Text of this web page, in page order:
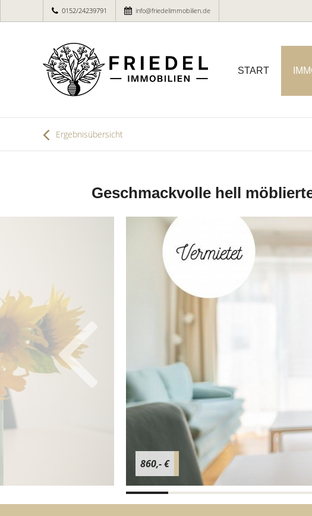
0152/24239791 info@friedelimmobilien.de
START
Ergebnisübersicht
Geschmackvolle hell
860,- €